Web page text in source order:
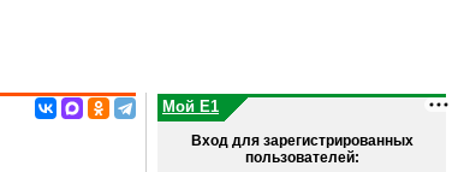
Мой E1
Вход для зарегистрированных
пользователей: